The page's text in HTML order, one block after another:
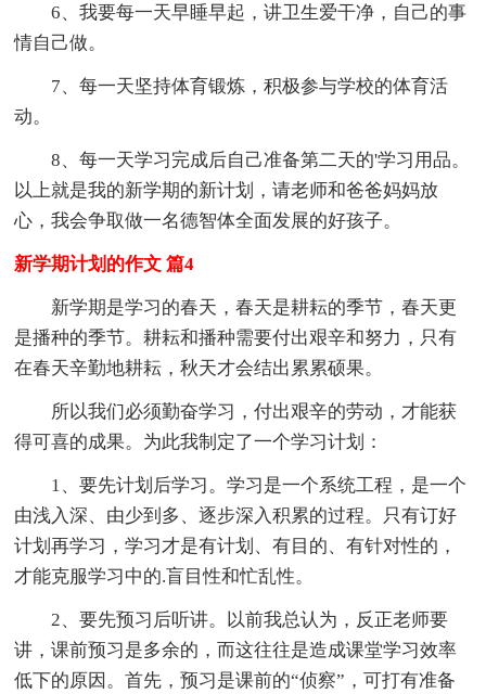
6、我要每一天早睡早起，讲卫生爱干净，自己的事
情自己做。
7、每一天坚持体育锻炼，积极参与学校的体育活
动。
8、每一天学习完成后自己准备第二天的'学习用品。
以上就是我的新学期的新计划，请老师和爸爸妈妈放
心，我会争取做一名德智体全面发展的好孩子。
新学期计划的作文 篇4
新学期是学习的春天，春天是耕耘的季节，春天更
是播种的季节。耕耘和播种需要付出艰辛和努力，只有
在春天辛勤地耕耘，秋天才会结出累累硕果。
所以我们必须勤奋学习，付出艰辛的劳动，才能获
得可喜的成果。为此我制定了一个学习计划：
1、要先计划后学习。学习是一个系统工程，是一个
由浅入深、由少到多、逐步深入积累的过程。只有订好
计划再学习，学习才是有计划、有目的、有针对性的，
才能克服学习中的.盲目性和忙乱性。
2、要先预习后听讲。以前我总认为，反正老师要
讲，课前预习是多余的，而这往往是造成课堂学习效率
低下的原因。首先，预习是课前的“侦察”，可打有准备